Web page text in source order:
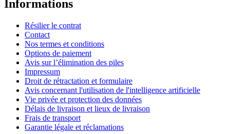
Informations
Résilier le contrat
Contact
Nos termes et conditions
Options de paiement
Avis sur l’élimination des piles
Impressum
Droit de rétractation et formulaire
Avis concernant l'utilisation de l'intelligence artificielle
Vie privée et protection des données
Délais de livraison et lieux de livraison
Frais de transport
Garantie légale et réclamations